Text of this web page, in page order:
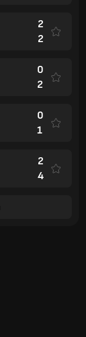
2
2
0
2
0
1
2
4